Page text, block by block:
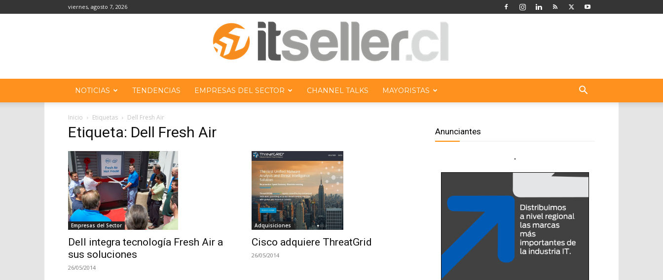
viernes, agosto 7, 2026
Chile
NOTICIAS TENDENCIAS EMPRESAS DEL SECTOR CHANNEL TALKS MAYORISTAS
Inicio Etiquetas Dell Fresh Air
Etiqueta: Dell Fresh Air
Empresas del Sector
Dell integra tecnología Fresh Air a
sus soluciones
26/05/2014
Adquisiciones
Cisco adquiere ThreatGrid
26/05/2014
Anunciantes